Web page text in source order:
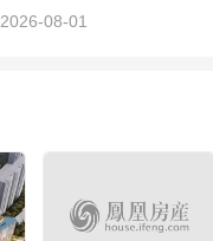
2026-08-01